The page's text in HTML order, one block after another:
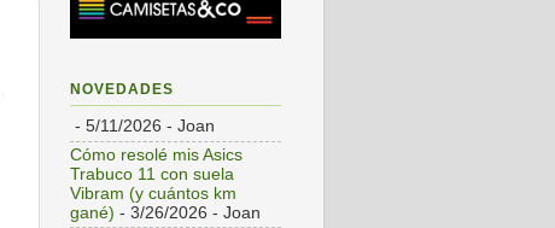
NOVEDADES
- 5/11/2026 - Joan
Cómo resolé mis Asics
Trabuco 11 con suela
Vibram (y cuántos km
gané) - 3/26/2026 - Joan